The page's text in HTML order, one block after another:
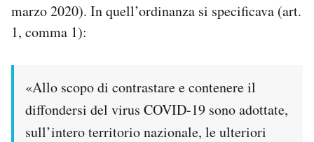
marzo 2020). In quell’ordinanza si specificava (art.
1, comma 1):
«Allo scopo di contrastare e contenere il
diffondersi del virus COVID-19 sono adottate,
sull’intero territorio nazionale, le ulteriori